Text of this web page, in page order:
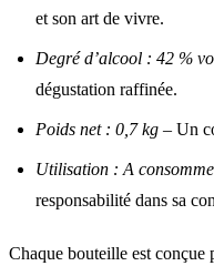
et son art de vivre.
Degré d’alcool : 42 %
dégustation raffinée.
Poids net : 0,7 kg – Un
Utilisation : A
responsabilité dans sa
Chaque bouteille est conçue